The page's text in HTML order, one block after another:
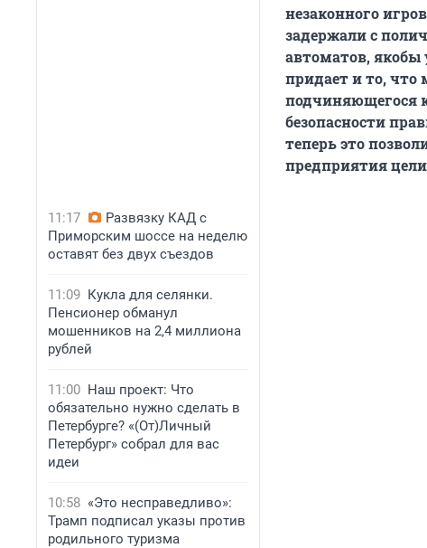
11:17
Развязку КАД с
Приморским шоссе на неделю
оставят без двух съездов
11:09 Кукла для селянки.
Пенсионер обманул
мошенников на 2,4 миллиона
рублей
11:00 Наш проект: Что
обязательно нужно сделать в
Петербурге? «(От)Личный
Петербург» собрал для вас
идеи
10:58 «Это несправедливо»:
Трамп подписал указы против
родильного туризма
незаконного
задержали с
автоматов, якобы
придает и то,
подчиняющегося
безопасности
теперь это
предприятия